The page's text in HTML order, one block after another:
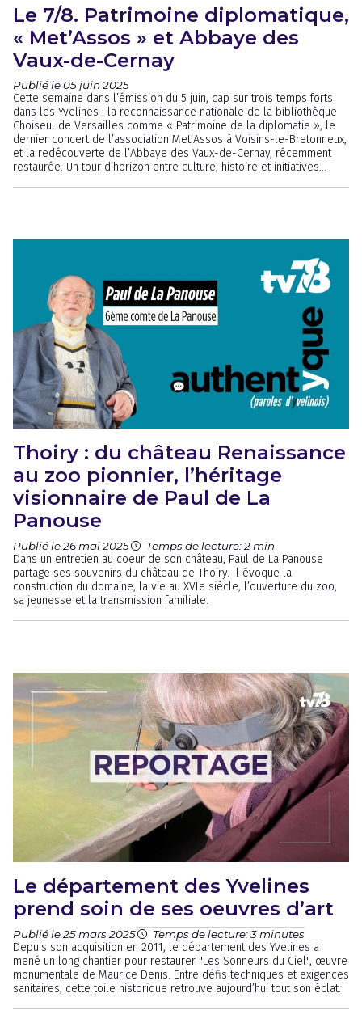
Le 7/8. Patrimoine diplomatique,
« Met’Assos » et Abbaye des
Vaux-de-Cernay
Publié le 05 juin 2025
Cette semaine dans l’émission du 5 juin, cap sur trois temps forts
dans les Yvelines : la reconnaissance nationale de la bibliothèque
Choiseul de Versailles comme « Patrimoine de la diplomatie », le
dernier concert de l’association Met’Assos à Voisins-le-Bretonneux,
et la redécouverte de l’Abbaye des Vaux-de-Cernay, récemment
restaurée. Un tour d’horizon entre culture, histoire et initiatives...
Thoiry : du château Renaissance
au zoo pionnier, l’héritage
visionnaire de Paul de La
Panouse
Publié le 26 mai 2025 Temps de lecture: 2 min
Dans un entretien au coeur de son château, Paul de La Panouse
partage ses souvenirs du château de Thoiry. Il évoque la
construction du domaine, la vie au XVIe siècle, l’ouverture du zoo,
sa jeunesse et la transmission familiale.
Le département des Yvelines
prend soin de ses oeuvres d’art
Publié le 25 mars 2025 Temps de lecture: 3 minutes
Depuis son acquisition en 2011, le département des Yvelines a
mené un long chantier pour restaurer "Les Sonneurs du Ciel", œuvre
monumentale de Maurice Denis. Entre défis techniques et exigences
sanitaires, cette toile historique retrouve aujourd’hui tout son éclat.